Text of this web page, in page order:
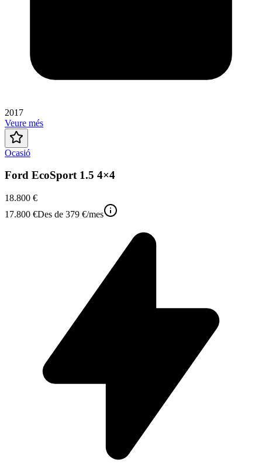
2017
Veure més
Ocasió
Ford EcoSport 1.5 4×4
18.800 €
17.800 €Des de 379 €/mes